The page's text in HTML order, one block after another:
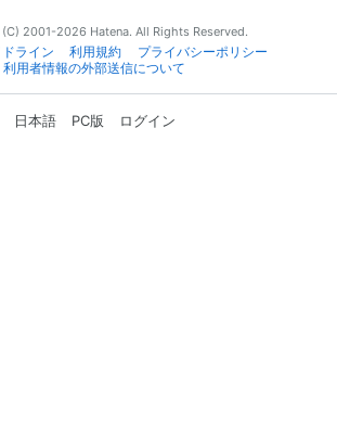
2001-2026 Hatena. All Rights Reserved.
ライン 利用規約
プライバシーポリシー
利用者情報の外部送信について
日本語 PC版 ログイン